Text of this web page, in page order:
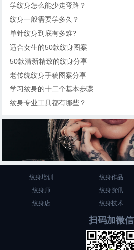
学纹身怎么能少走弯路？
纹身一般需要学多久？
单针纹身到底有多难?
适合女生的50款纹身图案
50款清新精致的纹身分享
老传统纹身手稿图案分享
学习纹身的十二个基本步骤
纹身专业工具都有哪些？
纹身培训
纹身师
纹身店
纹身作品
纹身资讯
纹身技术
扫码加微信